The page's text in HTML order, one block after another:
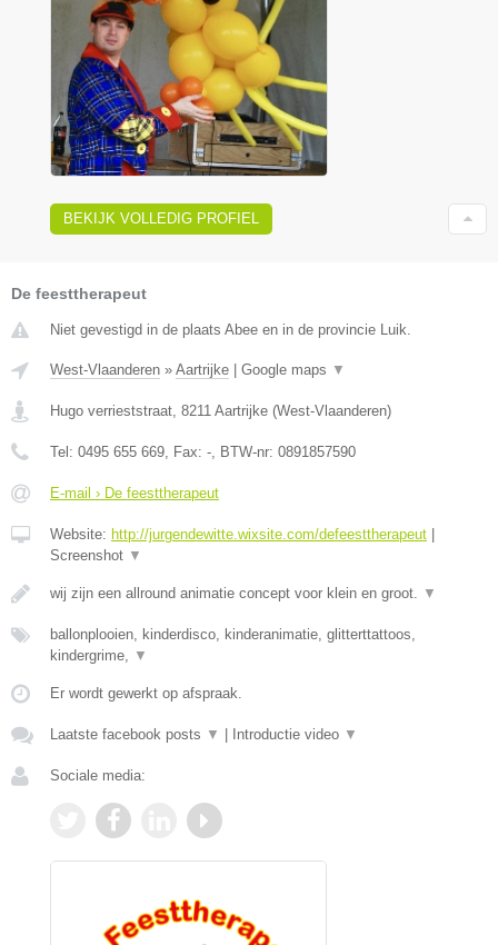
BEKIJK VOLLEDIG PROFIEL
De feesttherapeut
Niet gevestigd in de plaats Abee en in de provincie Luik.
West-Vlaanderen » Aartrijke | Google maps ▼
Hugo verrieststraat 8211 Aartrijke (West-Vlaanderen)
Tel: 0495 655 669 , Fax: - , BTW-nr: 0891857590
E-mail › De feesttherapeut
Website: http://jurgendewitte.wixsite.com/defeesttherapeut |
Screenshot ▼
wij zijn een allround animatie concept voor klein en groot. ▼
ballonplooien, kinderdisco, kinderanimatie, glitterttattoos,
kindergrime,
▼
Er wordt gewerkt op afspraak.
Laatste facebook posts ▼ | Introductie video ▼
Sociale media: